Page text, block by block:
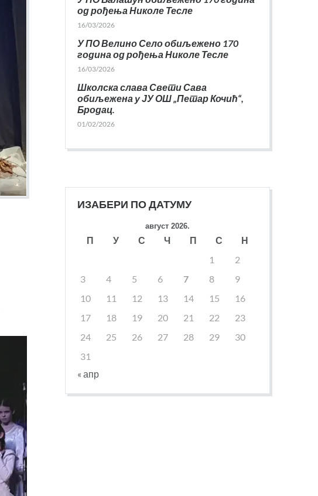
од рођења Николе Тесле
16/03/2026
У ПО Велино Село обиљежено 170
година од рођења Николе Тесле
16/03/2026
Школска слава Свети Сава
обиљежена у ЈУ ОШ „Петар Кочић“,
Бродац.
01/02/2026
ИЗАБЕРИ ПО ДАТУМУ
август 2026.
П У С Ч П С
Н
1
2
3
4 5 6 7 8
9
10
11 12 13 14 15
16
17
18 19 20 21 22
23
24
25 26 27 28 29
30
31
« апр